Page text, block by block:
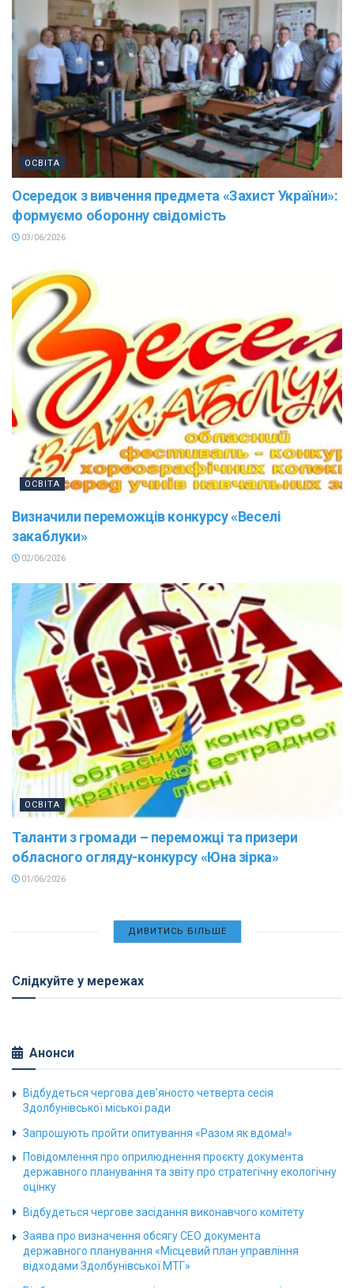
ОСВІТА
Осередок з вивчення предмета «Захист України»:
формуємо оборонну свідомість
03/06/2026
ОСВІТА
Визначили переможців конкурсу «Веселі
закаблуки»
02/06/2026
ОСВІТА
Таланти з громади – переможці та призери
обласного огляду-конкурсу «Юна зірка»
01/06/2026
ДИВИТИСЬ БІЛЬШЕ
Слідкуйте у мережах
Анонси
Відбудеться чергова дев’яносто четверта сесія
Здолбунівської міської ради
Запрошують пройти опитування «Разом як вдома!»
Повідомлення про оприлюднення проєкту документа
державного планування та звіту про стратегічну екологічну
оцінку
Відбудеться чергове засідання виконавчого комітету
Заява про визначення обсягу СЕО документа
державного планування «Місцевий план управління
відходами Здолбунівської МТГ»